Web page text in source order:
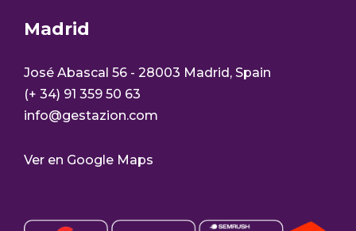
Madrid
José Abascal 56 - 28003 Madrid, Spain
(+ 34) 91 359 50 63
info@gestazion.com
Ver en Google Maps